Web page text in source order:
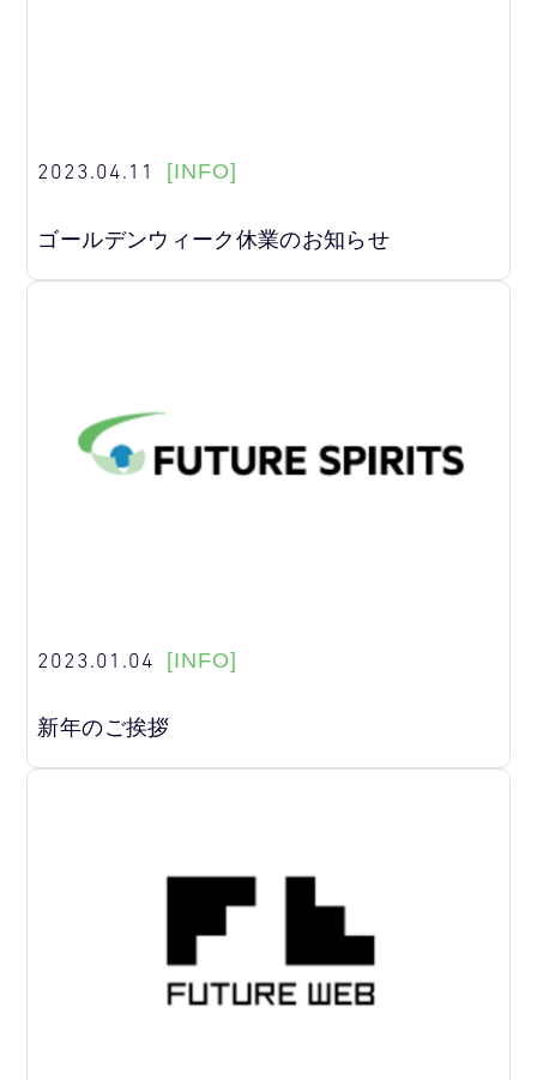
2023.04.11 [INFO]
ゴールデンウィーク休業のお知らせ
2023.01.04 [INFO]
新年のご挨拶